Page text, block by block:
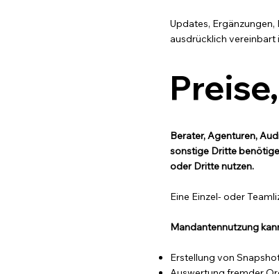
Updates,
ausdrücklich
Berater, Agenturen,
sonstige Dritte
oder Dritte nutzen.
Eine Einzel- oder
Mandantennutzung
Erstellung von